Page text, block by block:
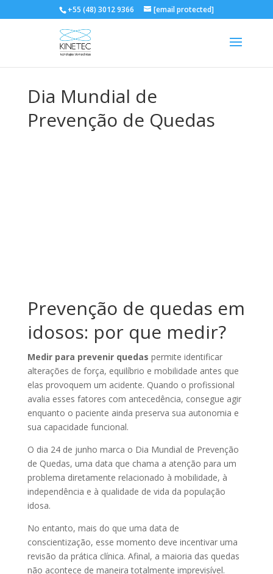
+55 (48) 3012 9366 [email protected]
Dia Mundial de
Prevenção de Quedas
Prevenção de quedas em
idosos: por que medir?
Medir para prevenir quedas permite identificar
alterações de força, equilíbrio e mobilidade antes que
elas provoquem um acidente. Quando o profissional
avalia esses fatores com antecedência, consegue agir
enquanto o paciente ainda preserva sua autonomia e
sua capacidade funcional.
O dia 24 de junho marca o Dia Mundial de Prevenção
de Quedas, uma data que chama a atenção para um
problema diretamente relacionado à mobilidade, à
independência e à qualidade de vida da população
idosa.
No entanto, mais do que uma data de
conscientização, esse momento deve incentivar uma
revisão da prática clínica. Afinal, a maioria das quedas
não acontece de maneira totalmente imprevisível.